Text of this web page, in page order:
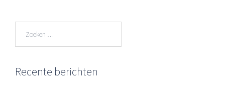
naar:
Recente berichten